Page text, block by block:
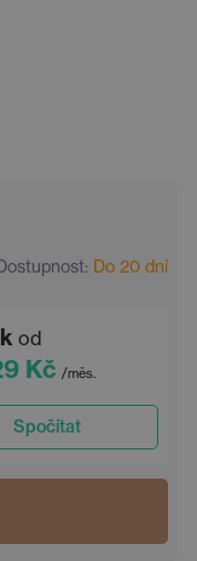
Do 20 dní
od
Kč /měs.
Spočítat